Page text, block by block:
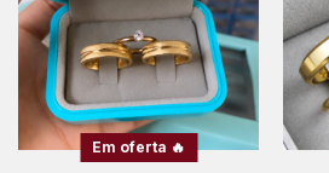
Em oferta 🔥